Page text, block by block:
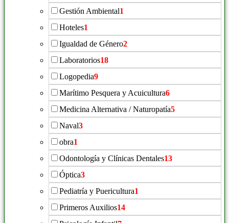
Gestión Ambiental1
Hoteles1
Igualdad de Género2
Laboratorios18
Logopedia9
Marítimo Pesquera y Acuicultura6
Medicina Alternativa / Naturopatía5
Naval3
obra1
Odontología y Clínicas Dentales13
Óptica3
Pediatría y Puericultura1
Primeros Auxilios14